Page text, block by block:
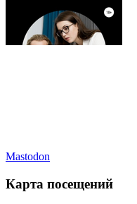
Mastodon
Карта посещений